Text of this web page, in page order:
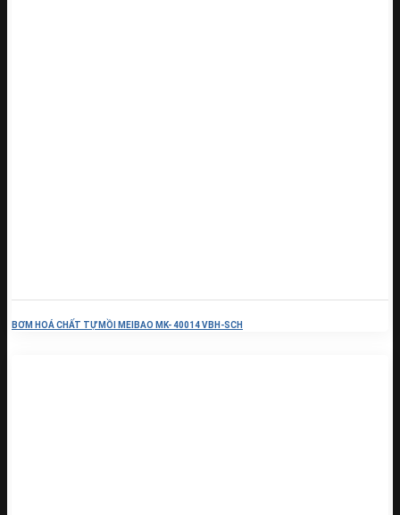
BƠM HOÁ CHẤT TỰ MỒI MEIBAO MK- 40014 VBH-SCH